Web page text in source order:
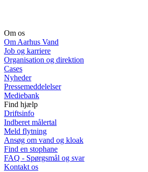
Om os
Om Aarhus Vand
Job og karriere
Organisation og direktion
Cases
Nyheder
Pressemeddelelser
Mediebank
Find hjælp
Driftsinfo
Indberet målertal
Meld flytning
Ansøg om vand og kloak
Find en stophane
FAQ - Spørgsmål og svar
Kontakt os